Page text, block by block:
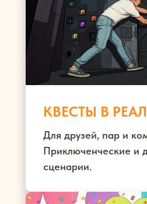
КВЕСТЫ В
Для друзей, пар и
Приключенческие и
сценарии.